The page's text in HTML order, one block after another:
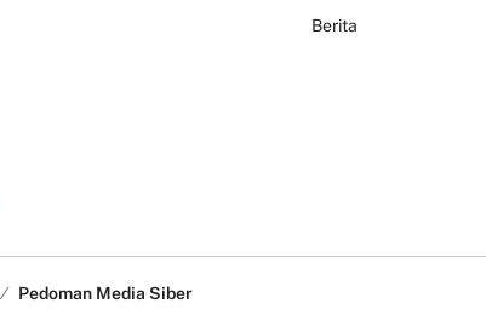
Berita
Pedoman Media Siber